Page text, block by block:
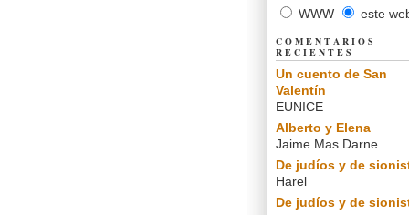
WWW este
COMENTARIOS
RECIENTES
Un cuento de San
Valentín
EUNICE
Alberto y Elena
Jaime Mas Darne
De judíos y de
Harel
De judíos y de